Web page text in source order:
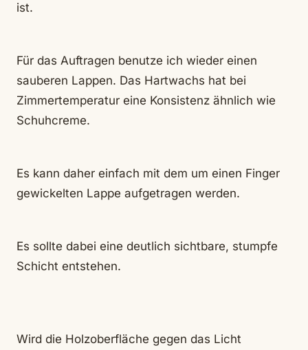
ist.
Für das Auftragen benutze ich wieder einen
sauberen Lappen. Das Hartwachs hat bei
Zimmertemperatur eine Konsistenz ähnlich wie
Schuhcreme.
Es kann daher einfach mit dem um einen Finger
gewickelten Lappe aufgetragen werden.
Es sollte dabei eine deutlich sichtbare, stumpfe
Schicht entstehen.
Wird die Holzoberfläche gegen das Licht